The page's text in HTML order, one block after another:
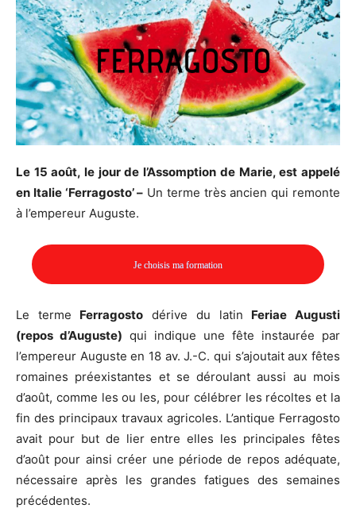
Le 15 août, le jour de l’Assomption de Marie, est appelé
en Italie ‘Ferragosto’ – Un terme très ancien qui remonte
à l’empereur Auguste.
Je choisis ma formation
Le terme Ferragosto dérive du latin Feriae Augusti
(repos d’Auguste) qui indique une fête instaurée par
l’empereur Auguste en 18 av. J.-C. qui s’ajoutait aux fêtes
romaines préexistantes et se déroulant aussi au mois
d’août, comme les ou les, pour célébrer les récoltes et la
fin des principaux travaux agricoles. L’antique Ferragosto
avait pour but de lier entre elles les principales fêtes
d’août pour ainsi créer une période de repos adéquate,
nécessaire après les grandes fatigues des semaines
précédentes.